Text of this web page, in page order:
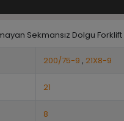
Sekmansız Dolgu Forklift
200/75-9 , 21X8-9
21
8